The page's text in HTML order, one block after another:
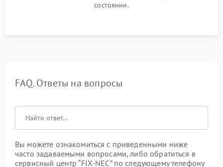
состоянии.
FAQ. Ответы на вопросы
Вы можете ознакомиться с приведенными ниже
часто задаваемыми вопросами, либо обратиться в
сервисный центр “FIX-NEC” по следующему телефону